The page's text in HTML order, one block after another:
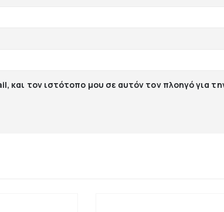
και τον ιστότοπο μου σε αυτόν τον πλοηγό για